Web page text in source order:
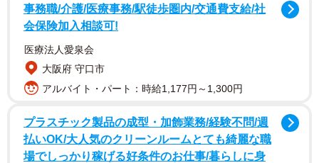
事務職/介護/医療事務/駅徒歩圏内/交通費支給/社
会保険加入相談可!
医療法人愛泉会
大阪府 守口市
アルバイト・パート：時給1,177円～1,300円
プラスチック製品の成型・加飾業務/経験不問/週
払いOK/大人気のクリーンルームとても綺麗な職
場でしっかり稼げる好条件のお仕事/暮らしに身